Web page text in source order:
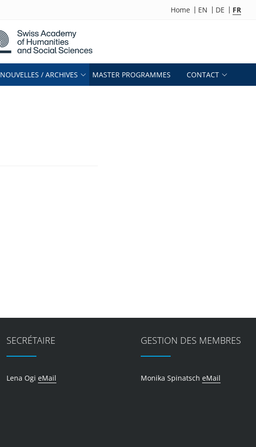
Home EN DE FR
NOUVELLES / ARCHIVES MASTER PROGRAMMES CONTACT
SECRÉTAIRE
Lena Ogi eMail
GESTION DES MEMBRES
Monika Spinatsch eMail